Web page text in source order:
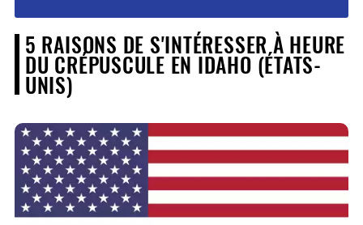
5 RAISONS DE S'INTÉRESSER À HEURE
DU CRÉPUSCULE EN IDAHO (ÉTATS-
UNIS)